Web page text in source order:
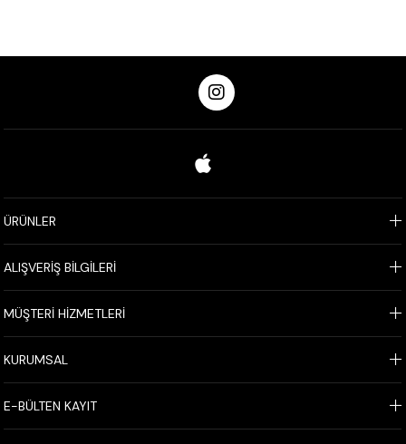
ÜRÜNLER
ALIŞVERİŞ BİLGİLERİ
MÜŞTERİ HİZMETLERİ
KURUMSAL
E-BÜLTEN KAYIT